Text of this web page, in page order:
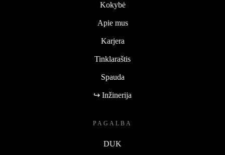
Kokybė
Apie mus
Karjera
Tinklaraštis
Spauda
↪ Inžinerija
PAGALBA
DUK